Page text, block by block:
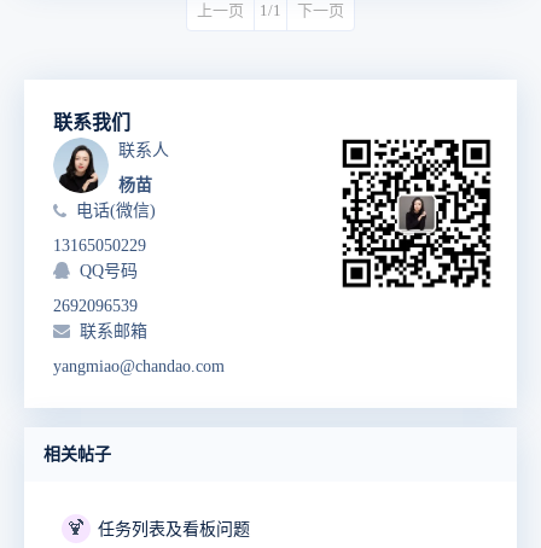
上一页 1/1 下一页
联系我们
联系人
杨苗
电话(微信)
13165050229
QQ号码
2692096539
联系邮箱
yangmiao@chandao.com
相关帖子
🍹 任务列表及看板问题